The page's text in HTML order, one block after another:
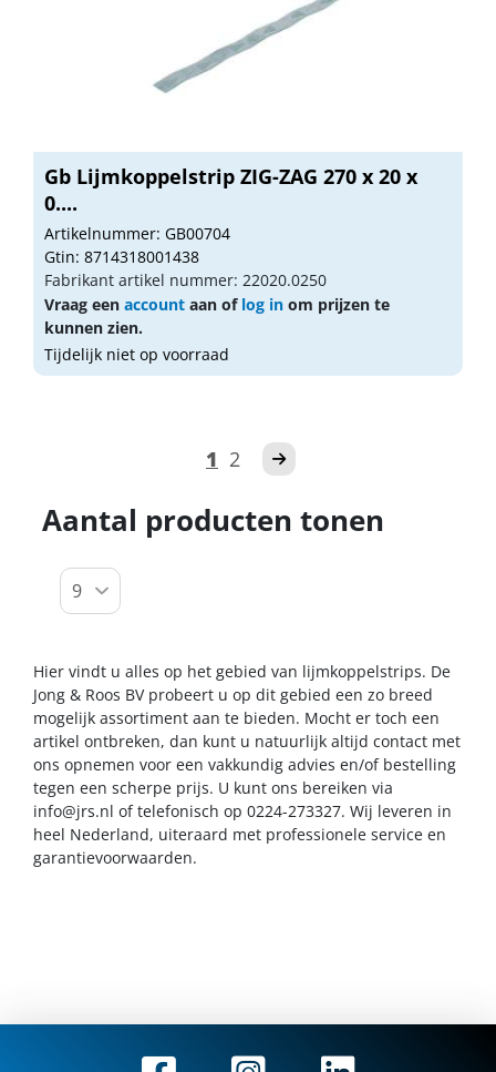
Gb Lijmkoppelstrip ZIG-ZAG 270 x 20 x
0....
Artikelnummer: GB00704
Gtin: 8714318001438
Fabrikant artikel nummer: 22020.0250
Vraag een account aan of log in om prijzen te
kunnen zien.
Tijdelijk niet op voorraad
1 2
Aantal producten tonen
Hier vindt u alles op het gebied van lijmkoppelstrips. De
Jong & Roos BV probeert u op dit gebied een zo breed
mogelijk assortiment aan te bieden. Mocht er toch een
artikel ontbreken, dan kunt u natuurlijk altijd contact met
ons opnemen voor een vakkundig advies en/of bestelling
tegen een scherpe prijs. U kunt ons bereiken via
info@jrs.nl of telefonisch op 0224-273327. Wij leveren in
heel Nederland, uiteraard met professionele service en
garantievoorwaarden.